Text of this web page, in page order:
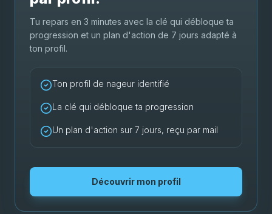
Tu repars en 3 minutes avec la clé qui débloque ta
progression et un plan d'action de 7 jours adapté à
ton profil.
Ton profil de nageur identifié
La clé qui débloque ta progression
Un plan d'action sur 7 jours, reçu par mail
Découvrir mon profil